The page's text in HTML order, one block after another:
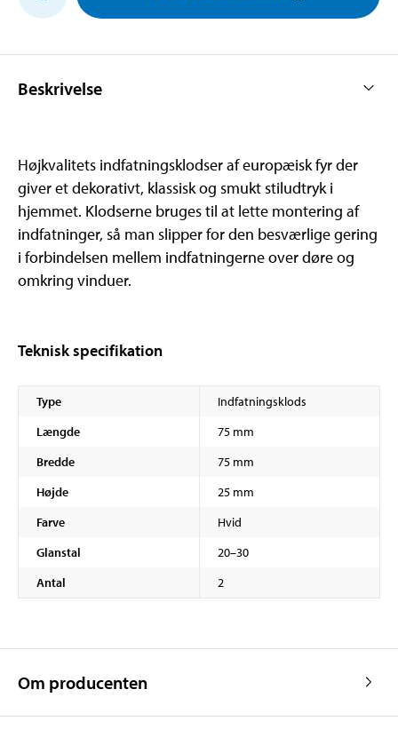
Beskrivelse
Højkvalitets indfatningsklodser af europæisk fyr der
giver et dekorativt, klassisk og smukt stiludtryk i
hjemmet. Klodserne bruges til at lette montering af
indfatninger, så man slipper for den besværlige gering
i forbindelsen mellem indfatningerne over døre og
omkring vinduer.
Teknisk specifikation
Type
Indfatningsklods
Længde
75 mm
Bredde
75 mm
Højde
25 mm
Farve
Hvid
Glanstal
20–30
Antal
2
Om producenten